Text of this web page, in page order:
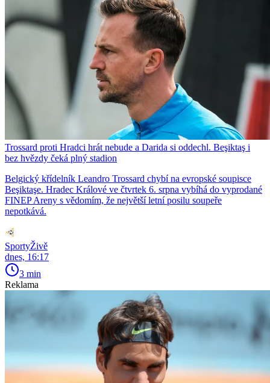
Trossard proti Hradci hrát nebude a Darida si oddechl. Beşiktaş i
bez hvězdy čeká plný stadion
Belgický křídelník Leandro Trossard chybí na evropské soupisce
Beşiktaşe. Hradec Králové ve čtvrtek 6. srpna vybíhá do vyprodané
FINEP Areny s vědomím, že největší letní posilu soupeře
nepotkává.
SportyŽivě
dnes, 16:17
3 min
Reklama